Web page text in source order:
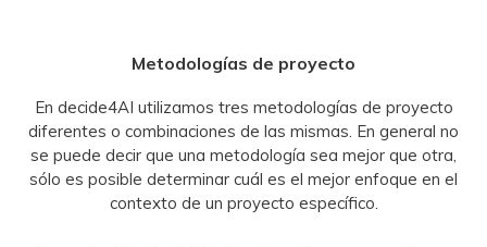
Metodologías de proyecto
En decide4AI utilizamos tres metodologías de proyecto
diferentes o combinaciones de las mismas. En general no
se puede decir que una metodología sea mejor que otra,
sólo es posible determinar cuál es el mejor enfoque en el
contexto de un proyecto específico.